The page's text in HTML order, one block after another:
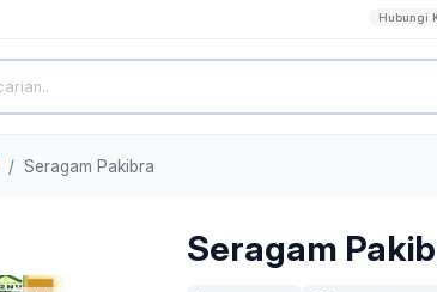
Hubungi
Seragam Pakibra
Seragam